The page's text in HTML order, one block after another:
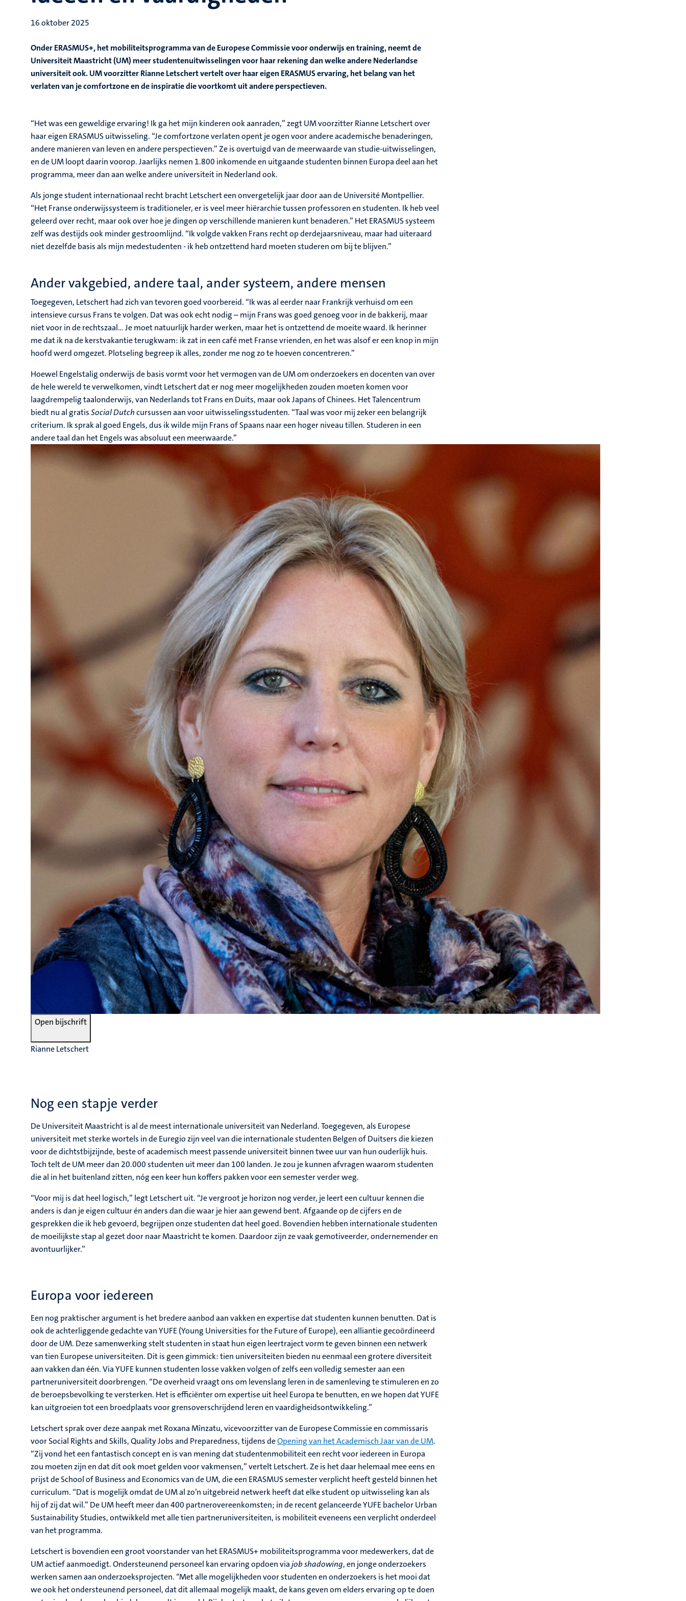
16 oktober 2025
Onder ERASMUS+, het mobiliteitsprogramma van de Europese Commissie voor onderwijs en training, neemt de
Universiteit Maastricht (UM) meer studentenuitwisselingen voor haar rekening dan welke andere Nederlandse
universiteit ook. UM voorzitter Rianne Letschert vertelt over haar eigen ERASMUS ervaring, het belang van het
verlaten van je comfortzone en de inspiratie die voortkomt uit andere perspectieven.
“Het was een geweldige ervaring! Ik ga het mijn kinderen ook aanraden,” zegt UM voorzitter Rianne Letschert over
haar eigen ERASMUS uitwisseling. “Je comfortzone verlaten opent je ogen voor andere academische benaderingen,
andere manieren van leven en andere perspectieven.” Ze is overtuigd van de meerwaarde van studie-uitwisselingen,
en de UM loopt daarin voorop. Jaarlijks nemen 1.800 inkomende en uitgaande studenten binnen Europa deel aan het
programma, meer dan aan welke andere universiteit in Nederland ook.
Als jonge student internationaal recht bracht Letschert een onvergetelijk jaar door aan de Université Montpellier.
“Het Franse onderwijssysteem is traditioneler, er is veel meer hiërarchie tussen professoren en studenten. Ik heb veel
geleerd over recht, maar ook over hoe je dingen op verschillende manieren kunt benaderen.” Het ERASMUS systeem
zelf was destijds ook minder gestroomlijnd. “Ik volgde vakken Frans recht op derdejaarsniveau, maar had uiteraard
niet dezelfde basis als mijn medestudenten - ik heb ontzettend hard moeten studeren om bij te blijven.”
Ander vakgebied, andere taal, ander systeem, andere mensen
Toegegeven, Letschert had zich van tevoren goed voorbereid. “Ik was al eerder naar Frankrijk verhuisd om een
intensieve cursus Frans te volgen. Dat was ook echt nodig – mijn Frans was goed genoeg voor in de bakkerij, maar
niet voor in de rechtszaal… Je moet natuurlijk harder werken, maar het is ontzettend de moeite waard. Ik herinner
me dat ik na de kerstvakantie terugkwam: ik zat in een café met Franse vrienden, en het was alsof er een knop in mijn
hoofd werd omgezet. Plotseling begreep ik alles, zonder me nog zo te hoeven concentreren.”
Hoewel Engelstalig onderwijs de basis vormt voor het vermogen van de UM om onderzoekers en docenten van over
de hele wereld te verwelkomen, vindt Letschert dat er nog meer mogelijkheden zouden moeten komen voor
laagdrempelig taalonderwijs, van Nederlands tot Frans en Duits, maar ook Japans of Chinees. Het Talencentrum
biedt nu al gratisSocial Dutchcursussen aan voor uitwisselingsstudenten. “Taal was voor mij zeker een belangrijk
criterium. Ik sprak al goed Engels, dus ik wilde mijn Frans of Spaans naar een hoger niveau tillen. Studeren in een
andere taal dan het Engels was absoluut een meerwaarde.”
Open bijschrift
Rianne Letschert
Nog een stapje verder
De Universiteit Maastricht is al de meest internationale universiteit van Nederland. Toegegeven, als Europese
universiteit met sterke wortels in de Euregio zijn veel van die internationale studenten Belgen of Duitsers die kiezen
voor de dichtstbijzijnde, beste of academisch meest passende universiteit binnen twee uur van hun ouderlijk huis.
Toch telt de UM meer dan 20.000 studenten uit meer dan 100 landen. Je zou je kunnen afvragen waarom studenten
die al in het buitenland zitten, nóg een keer hun koffers pakken voor een semester verder weg.
“Voor mij is dat heel logisch,” legt Letschert uit. “Je vergroot je horizon nog verder, je leert een cultuur kennen die
anders is dan je eigen cultuur én anders dan die waar je hier aan gewend bent. Afgaande op de cijfers en de
gesprekken die ik heb gevoerd, begrijpen onze studenten dat heel goed. Bovendien hebben internationale studenten
de moeilijkste stap al gezet door naar Maastricht te komen. Daardoor zijn ze vaak gemotiveerder, ondernemender en
avontuurlijker.”
Europa voor iedereen
Een nog praktischer argument is het bredere aanbod aan vakken en expertise dat studenten kunnen benutten. Dat is
ook de achterliggende gedachte van YUFE (Young Universities for the Future of Europe), een alliantie gecoördineerd
door de UM. Deze samenwerking stelt studenten in staat hun eigen leertraject vorm te geven binnen een netwerk
van tien Europese universiteiten. Dit is geen gimmick: tien universiteiten bieden nu eenmaal een grotere diversiteit
aan vakken dan één. Via YUFE kunnen studenten losse vakken volgen of zelfs een volledig semester aan een
partneruniversiteit doorbrengen. “De overheid vraagt ons om levenslang leren in de samenleving te stimuleren en zo
de beroepsbevolking te versterken. Het is efficiënter om expertise uit heel Europa te benutten, en we hopen dat YUFE
kan uitgroeien tot een broedplaats voor grensoverschrijdend leren en vaardigheidsontwikkeling.”
Letschert sprak over deze aanpak met Roxana Mînzatu, vicevoorzitter van de Europese Commissie en commissaris
voor Social Rights and Skills, Quality Jobs and Preparedness, tijdens deOpening van het Academisch Jaar van de UM.
“Zij vond het een fantastisch concept en is van mening dat studentenmobiliteit een recht voor iedereen in Europa
zou moeten zijn en dat dit ook moet gelden voor vakmensen,” vertelt Letschert. Ze is het daar helemaal mee eens en
prijst de School of Business and Economics van de UM, die een ERASMUS semester verplicht heeft gesteld binnen het
curriculum. “Dat is mogelijk omdat de UM al zo’n uitgebreid netwerk heeft dat elke student op uitwisseling kan als
hij of zij dat wil.” De UM heeft meer dan 400 partnerovereenkomsten; in de recent gelanceerde YUFE bachelor Urban
Sustainability Studies, ontwikkeld met alle tien partneruniversiteiten, is mobiliteit eveneens een verplicht onderdeel
van het programma.
Letschert is bovendien een groot voorstander van het ERASMUS+ mobiliteitsprogramma voor medewerkers, dat de
UM actief aanmoedigt. Ondersteunend personeel kan ervaring opdoen viajob shadowing, en jonge onderzoekers
werken samen aan onderzoeksprojecten. “Met alle mogelijkheden voor studenten en onderzoekers is het mooi dat
we ook het ondersteunend personeel, dat dit allemaal mogelijk maakt, de kans geven om elders ervaring op te doen